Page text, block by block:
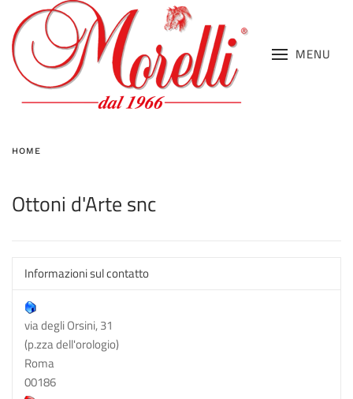
MENU
HOME
Ottoni d'Arte snc
Informazioni sul contatto
via degli Orsini, 31
(p.zza dell'orologio)
Roma
00186